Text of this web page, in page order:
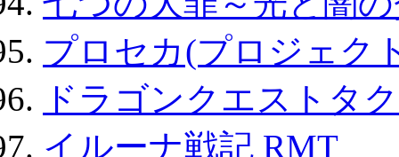
プロセカ(プロジェク
ドラゴンクエストタ
イルーナ戦記 RMT